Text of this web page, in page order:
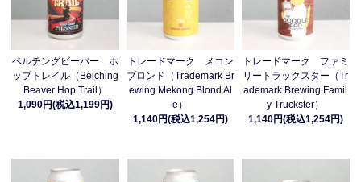
ベルチングビーバー ホ
ップトレイル（Belching
Beaver Hop Trail）
1,090円(税込1,199円)
トレードマーク メコン
ブロンド（Trademark Br
ewing Mekong Blond Al
e）
1,140円(税込1,254円)
トレードマーク ファミ
リートラックスター（Tr
ademark Brewing Famil
y Truckster）
1,140円(税込1,254円)